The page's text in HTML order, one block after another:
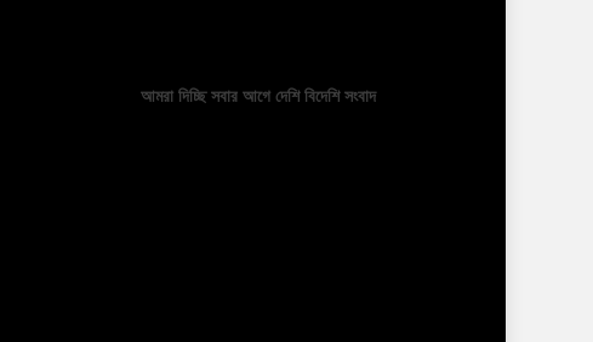
আমরা দিচ্ছি সবার আগে দেশি বিদেশি সংবাদ